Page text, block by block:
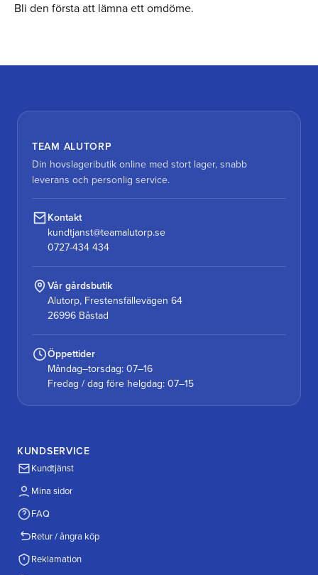
Bli den första att lämna ett omdöme.
TEAM ALUTORP
Din hovslageributik online med stort lager, snabb
leverans och personlig service.
Kontakt
kundtjanst@teamalutorp.se
0727-434 434
Vår gårdsbutik
Alutorp, Frestensfällevägen 64
26996 Båstad
Öppettider
Måndag–torsdag: 07–16
Fredag / dag före helgdag: 07–15
KUNDSERVICE
Kundtjänst
Mina sidor
FAQ
Retur / ångra köp
Reklamation